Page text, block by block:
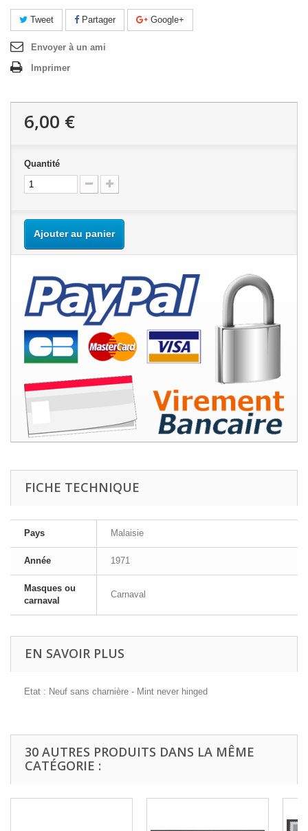
Tweet Partager Google+
Envoyer à un ami
Imprimer
6,00 €
Quantité
Ajouter au panier
FICHE TECHNIQUE
Pays Malaisie
Année 1971
Masques ou
carnaval
Carnaval
EN SAVOIR PLUS
Etat : Neuf sans charnière - Mint never hinged
30 AUTRES PRODUITS DANS LA MÊME
CATÉGORIE :